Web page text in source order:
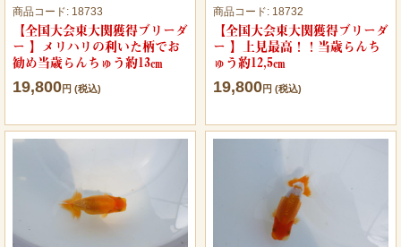
商品コード: 18733
【全国大会東大関獲得ブリーダ
ー 】メリハリの利いた柄でお
勧め当歳らんちゅう約13㎝
19,800円 (税込)
商品コード: 18732
【全国大会東大関獲得ブリーダ
ー 】上見最高！！当歳らんち
ゅう約12,5㎝
19,800円 (税込)